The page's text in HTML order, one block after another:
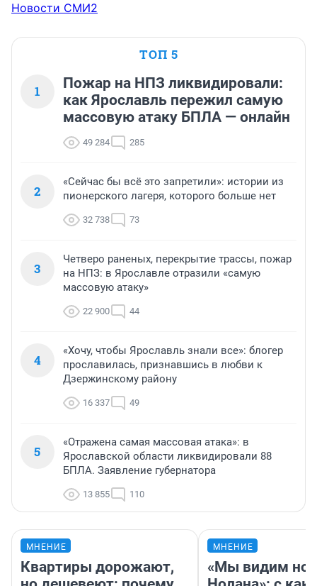
Новости СМИ2
ТОП 5
1
Пожар на НПЗ ликвидировали:
как Ярославль пережил самую
массовую атаку БПЛА — онлайн
49 284 285
2
«Сейчас бы всё это запретили»: истории из
пионерского лагеря, которого больше нет
32 738 73
3
Четверо раненых, перекрытие трассы, пожар
на НПЗ: в Ярославле отразили «самую
массовую атаку»
22 900 44
4
«Хочу, чтобы Ярославль знали все»: блогер
прославилась, признавшись в любви к
Дзержинскому району
16 337 49
5
«Отражена самая массовая атака»: в
Ярославской области ликвидировали 88
БПЛА. Заявление губернатора
13 855 110
МНЕНИЕ
Квартиры дорожают,
МНЕНИЕ
«Мы видим